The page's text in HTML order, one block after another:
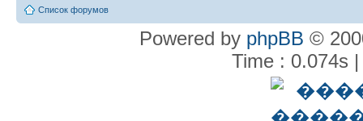
Список форумов
Powered by phpBB ©
Time : 0.074s